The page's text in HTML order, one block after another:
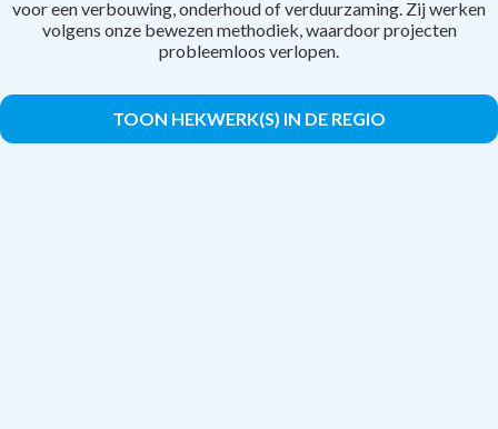
voor een verbouwing, onderhoud of verduurzaming. Zij werken
volgens onze bewezen methodiek, waardoor projecten
probleemloos verlopen.
TOON HEKWERK(S) IN DE REGIO